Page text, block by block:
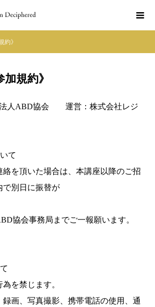
約》
加規約》
法人ABD協会 運営：株式会社レジ
いて
絡を頂いた場合は、本講座以降のご招
で別日に振替が
協会事務局までご一報願います。
為を禁じます。
録画、写真撮影、携帯電話の使用、通